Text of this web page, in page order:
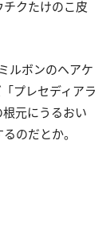
クたけのこ皮
ルボンのヘアケ
プレセディアラ
元にうるおい
のだとか。